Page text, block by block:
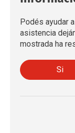
Podés ayudar
asistencia
mostrada ha
Si